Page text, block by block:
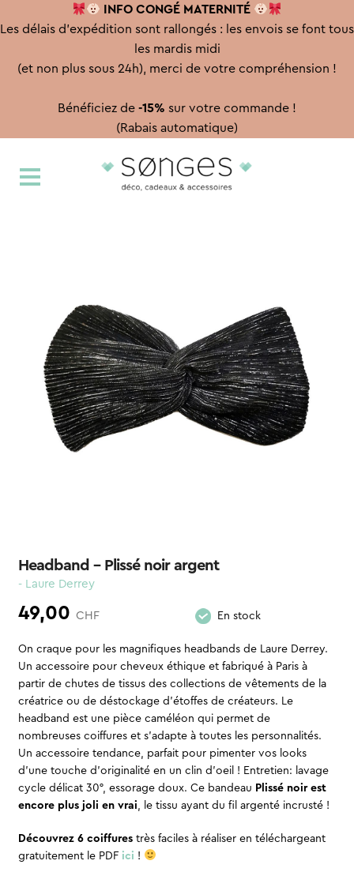
INFO CONGÉ MATERNITÉ
Les délais d'expédition sont rallongés : les envois se font tous
les mardis midi
(et non plus sous 24h), merci de votre compréhension !
Bénéficiez de -15% sur votre commande !
(Rabais automatique)
à
au
Headband – Plissé noir argent
- Laure Derrey
49,00 CHF En stock
On craque pour les magnifiques headbands de Laure Derrey.
Un accessoire pour cheveux éthique et fabriqué à Paris à
partir de chutes de tissus des collections de vêtements de la
créatrice ou de déstockage d’étoffes de créateurs. Le
headband est une pièce caméléon qui permet de
nombreuses coiffures et s’adapte à toutes les personnalités.
Un accessoire tendance, parfait pour pimenter vos looks
d’une touche d’originalité en un clin d’oeil ! Entretien: lavage
cycle délicat 30°, essorage doux. Ce bandeau Plissé noir est
encore plus joli en vrai, le tissu ayant du fil argenté incrusté !
Découvrez 6 coiffurestrès faciles à réaliser en téléchargeant
gratuitement le PDF ici !